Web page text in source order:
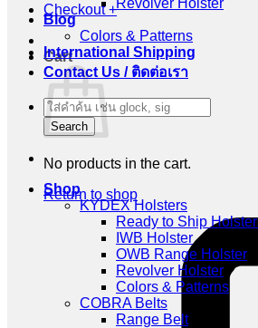
Checkout +
Cart
No products in the cart.
Return to shop
Revolver Holster
Blog
Colors & Patterns
International Shipping
Contact Us / ติดต่อเรา
Products
search
Search
Shop
KYDEX Holsters
Ready to Ship
IWB Holster
OWB Range Holster
Revolver Holster
Colors & Patterns
COBRA Belts
Range Belt